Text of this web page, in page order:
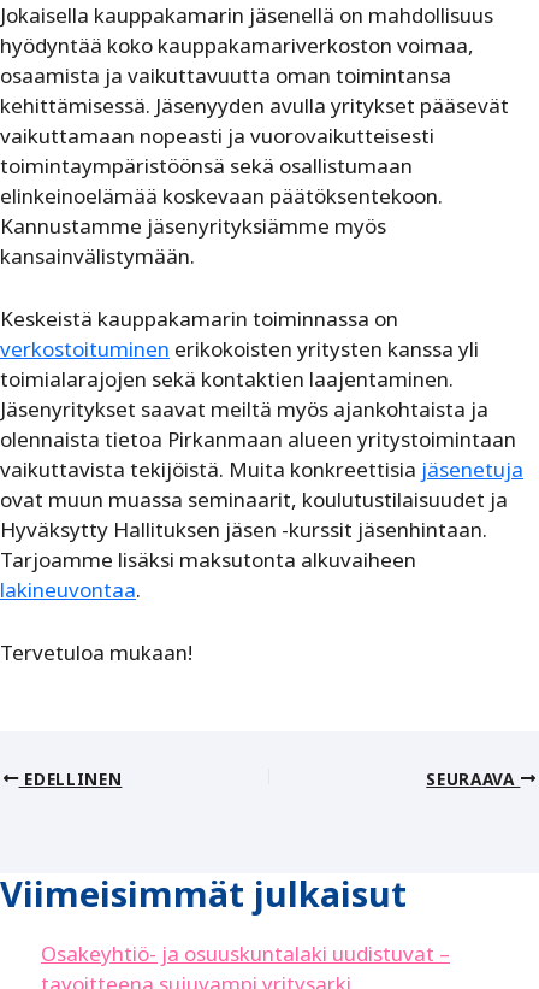
Jokaisella kauppakamarin jäsenellä on mahdollisuus
hyödyntää koko kauppakamariverkoston voimaa,
osaamista ja vaikuttavuutta oman toimintansa
kehittämisessä. Jäsenyyden avulla yritykset pääsevät
vaikuttamaan nopeasti ja vuorovaikutteisesti
toimintaympäristöönsä sekä osallistumaan
elinkeinoelämää koskevaan päätöksentekoon.
Kannustamme jäsenyrityksiämme myös
kansainvälistymään.
Keskeistä kauppakamarin toiminnassa on
verkostoituminen erikokoisten yritysten kanssa yli
toimialarajojen sekä kontaktien laajentaminen.
Jäsenyritykset saavat meiltä myös ajankohtaista ja
olennaista tietoa Pirkanmaan alueen yritystoimintaan
vaikuttavista tekijöistä. Muita konkreettisia jäsenetuja
ovat muun muassa seminaarit, koulutustilaisuudet ja
Hyväksytty Hallituksen jäsen -kurssit jäsenhintaan.
Tarjoamme lisäksi maksutonta alkuvaiheen
lakineuvontaa.
Tervetuloa mukaan!
EDELLINEN SEURAAVA
Viimeisimmät julkaisut
Osakeyhtiö- ja osuuskuntalaki uudistuvat –